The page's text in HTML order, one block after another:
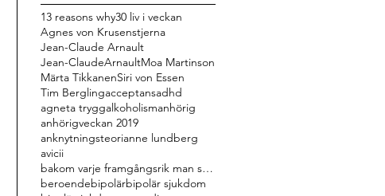
13 reasons why30 liv i veckan
Agnes von Krusenstjerna
Jean-Claude Arnault
Jean-ClaudeArnaultMoa Martinson
Märta TikkanenSiri von Essen
Tim Berglingacceptansadhd
agneta tryggalkoholismanhörig
anhörigveckan 2019
anknytningsteorianne lundberg
avicii
bakom varje framgångsrik man står en kvinna
beroendebipolärbipolär sjukdom